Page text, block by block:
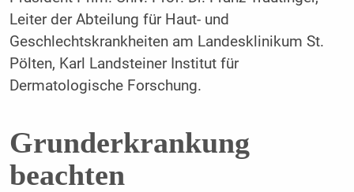
Leiter der Abteilung für Haut- und
Geschlechtskrankheiten am Landesklinikum St.
Pölten, Karl Landsteiner Institut für
Dermatologische Forschung.
Grunderkrankung
beachten